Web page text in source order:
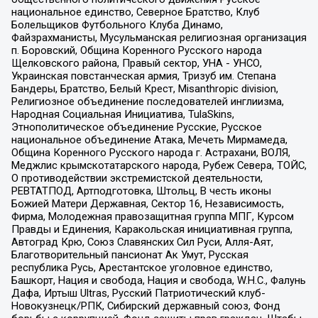
национальное единство, Северное Братство, Клуб
Болельщиков Футбольного Клуба Динамо,
Файзрахманисты, Мусульманская религиозная организация
п. Боровский, Община Коренного Русского народа
Щелковского района, Правый сектор, УНА - УНСО,
Украинская повстанческая армия, Тризуб им. Степана
Бандеры, Братство, Белый Крест, Misanthropic division,
Религиозное объединение последователей инглиизма,
Народная Социальная Инициатива, TulaSkins,
Этнополитическое объединение Русские, Русское
национальное объединение Атака, Мечеть Мирмамеда,
Община Коренного Русского народа г. Астрахани, ВОЛЯ,
Меджлис крымскотатарского народа, Рубеж Севера, ТОЙС,
О противодействии экстремистской деятельности,
РЕВТАТПОД, Артподготовка, Штольц, В честь иконы
Божией Матери Державная, Сектор 16, Независимость,
Фирма, Молодежная правозащитная группа МПГ, Курсом
Правды и Единения, Каракольская инициативная группа,
Автоград Крю, Союз Славянских Сил Руси, Алля-Аят,
Благотворительный пансионат Ак Умут, Русская
республика Русь, Арестантское уголовное единство,
Башкорт, Нация и свобода, Нация и свобода, W.H.С., Фалунь
Дафа, Иртыш Ultras, Русский Патриотический клуб-
Новокузнецк/РПК, Сибирский державный союз, Фонд